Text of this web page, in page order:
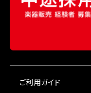
ご利用ガイド